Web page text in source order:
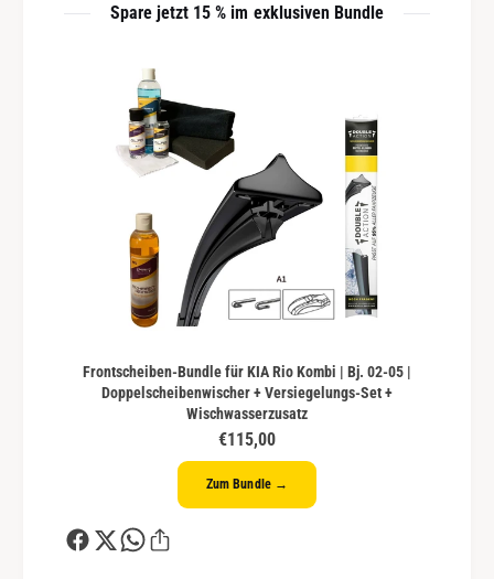
Spare jetzt 15 % im exklusiven Bundle
Frontscheiben-Bundle für KIA Rio Kombi | Bj. 02-05 |
Doppelscheibenwischer + Versiegelungs-Set +
Wischwasserzusatz
€115,00
Zum Bundle →